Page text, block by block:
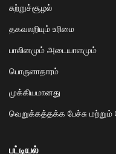
சுற்றுச்சூழல்
தகவலறியும் உரிமை
பாலினமும் அடையாளமும்
பொருளாதாரம்
முக்கியமானது
வெறுக்கத்தக்க பேச்சு
பட்டியல்